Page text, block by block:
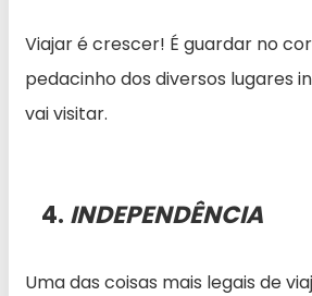
Viajar é crescer! É guardar no
pedacinho dos diversos lugares
vai visitar.
4. INDEPENDÊNCIA
Uma das coisas mais legais de